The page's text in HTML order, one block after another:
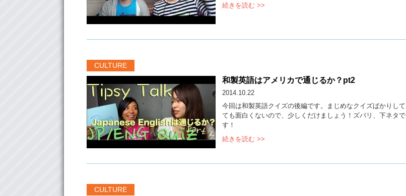
続きを読む >>
CULTURE
和製英語はアメリカで通じるか？pt2
2014.10.22
今回は和製英語クイズの後編です。まじめなクイズばかりして
ても面白くないので、少しくだけましょう！ズバリ、下ネタで
す！
続きを読む >>
CULTURE